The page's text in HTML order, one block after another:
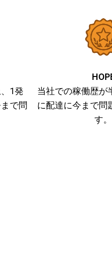
1発
で問
当社での稼働歴が
に配達に今まで問
す。